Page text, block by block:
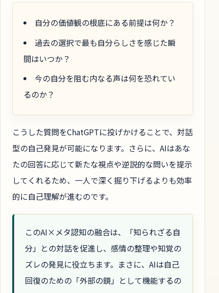
自分の価値観の根底にある前提は何か？
過去の選択で最も自分らしさを感じた瞬
間はいつか？
今の自分を阻む内なる声は何を恐れてい
るのか？
こうした質問をChatGPTに投げかけることで、対話
型の自己発見が可能になります。さらに、AIはあな
たの回答に応じて新たな視点や逆説的な問いを提示
してくれるため、一人で深く掘り下げるよりも効率
的に自己理解が進むのです。
このAI×メタ認知の融合は、「知られざる自
分」との対話を促進し、感情の整理や知覚の
ズレの発見に役立ちます。まさに、AIは自己
回復のための「外部の鏡」として機能するの